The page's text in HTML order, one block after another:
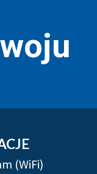
(WiFi)